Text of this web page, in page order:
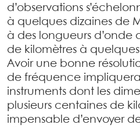
d’observations
à quelques dizaines de
à des longueurs d’onde
de kilomètres à
Avoir une bonne
de fréquence
instruments dont les
plusieurs centaines de
impensable d’envoyer